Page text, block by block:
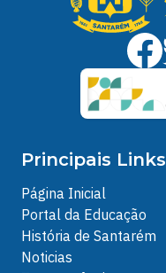
Principais Links
Página Inicial
Portal da Educação
História de Santarém
Noticias